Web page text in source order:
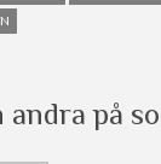
andra på